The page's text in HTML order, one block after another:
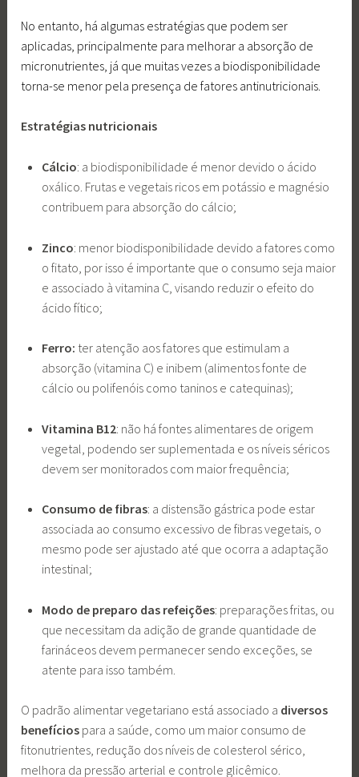
No entanto, há algumas estratégias que podem ser
aplicadas, principalmente para melhorar a absorção de
micronutrientes, já que muitas vezes a biodisponibilidade
torna-se menor pela presença de fatores antinutricionais.
Estratégias nutricionais
Cálcio: a biodisponibilidade é menor devido o ácido
oxálico. Frutas e vegetais ricos em potássio e magnésio
contribuem para absorção do cálcio;
Zinco: menor biodisponibilidade devido a fatores como
o fitato, por isso é importante que o consumo seja maior
e associado à vitamina C, visando reduzir o efeito do
ácido fítico;
Ferro: ter atenção aos fatores que estimulam a
absorção (vitamina C) e inibem (alimentos fonte de
cálcio ou polifenóis como taninos e catequinas);
Vitamina B12: não há fontes alimentares de origem
vegetal, podendo ser suplementada e os níveis séricos
devem ser monitorados com maior frequência;
Consumo de fibras: a distensão gástrica pode estar
associada ao consumo excessivo de fibras vegetais, o
mesmo pode ser ajustado até que ocorra a adaptação
intestinal;
Modo de preparo das refeições: preparações fritas, ou
que necessitam da adição de grande quantidade de
farináceos devem permanecer sendo exceções, se
atente para isso também.
O padrão alimentar vegetariano está associado a diversos
benefícios para a saúde, como um maior consumo de
fitonutrientes, redução dos níveis de colesterol sérico,
melhora da pressão arterial e controle glicêmico.